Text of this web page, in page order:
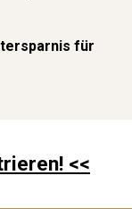
für
! <<